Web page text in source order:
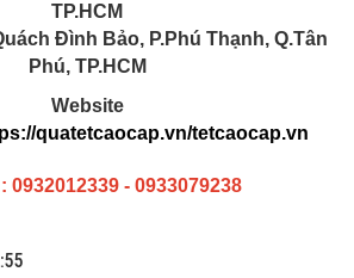
TP.HCM
Đình Bảo, P.Phú Thạnh, Q.Tân
Phú, TP.HCM
Website
quatetcaocap.vn/tetcaocap.vn
0932012339 - 0933079238